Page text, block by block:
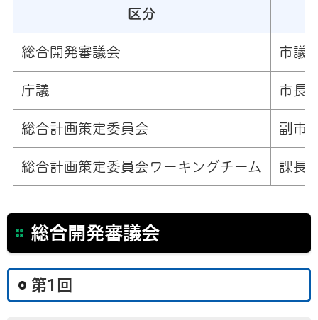
区分
総合開発審議会 市議
庁議 市長
総合計画策定委員会 副市
総合計画策定委員会ワーキングチーム 課長
総合開発審議会
第1回